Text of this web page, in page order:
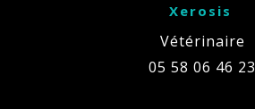
Xerosis
Vétérinaire
05 58 06 46 23